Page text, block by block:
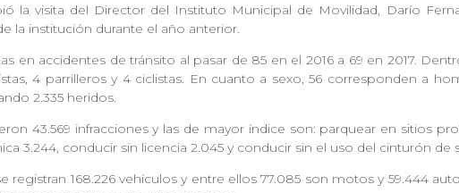
la visita del Director del Instituto Municipal de Movilidad, Darío
la institución durante el año anterior.
accidentes de tránsito al pasar de 85 en el 2016 a 69 en 2017.
4 parrilleros y 4 ciclistas. En cuanto a sexo, 56 corresponden a
2.335 heridos.
43.569 infracciones y las de mayor índice son: parquear en sitios
3.244, conducir sin licencia 2.045 y conducir sin el uso del cinturón de
168.226 vehículos y entre ellos 77.085 son motos y 59.444